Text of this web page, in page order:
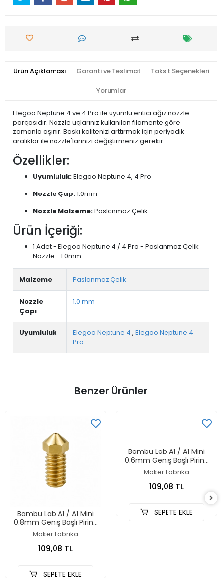
Ürün Açıklaması Garanti ve Teslimat Taksit Seçenekleri
Yorumlar
Elegoo Neptune 4 ve 4 Pro ile uyumlu eritici ağız nozzle
parçasıdır. Nozzle uçlarınız kullanılan filamente göre
zamanla aşınır. Baskı kalitenizi arttırmak için periyodik
aralıklar ile nozzle'larınızı değiştirmeniz gerekir.
Özellikler:
Uyumluluk:Elegoo Neptune 4, 4 Pro
Nozzle Çap:1.0mm
Nozzle Malzeme:Paslanmaz Çelik
Ürün İçeriği:
1 Adet - Elegoo Neptune 4 / 4 Pro - Paslanmaz Çelik
Nozzle - 1.0mm
Malzeme Paslanmaz Çelik
Nozzle
Çapı
1.0 mm
Uyumluluk Elegoo Neptune 4 , Elegoo Neptune 4
Pro
Benzer Ürünler
Bambu Lab A1 / A1 Mini
0.8mm Geniş Başlı Pirinç
Nozzle
Maker Fabrika
109,08 TL
SEPETE EKLE
Bambu Lab A1 / A1 Mini
0.6mm Geniş Başlı Pirinç
Nozzle
Maker Fabrika
109,08 TL
SEPETE EKLE